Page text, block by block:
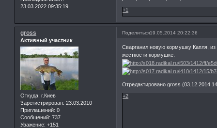
23.03.2022 09:35:19
+1
Поделиться19.05.2014 20:22:36
gross
Активный участник
Откуда: г.Киев
Зарегистрирован: 23.03.2010
Приглашений: 0
Сообщений: 737
Уважение: +151
Сварганил новую кормушку Капля,
жесткости кормушке.
Отредактировано gross (03.12.2014
+2